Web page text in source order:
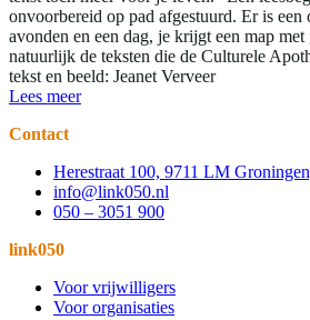
onvoorbereid op pad afgestuurd. Er is een
avonden en een dag, je krijgt een map met
natuurlijk de teksten die de Culturele
tekst en beeld: Jeanet Verveer
Lees meer
Contact
Herestraat 100, 9711 LM
info@link050.nl
050 – 3051 900
link050
Voor vrijwilligers
Voor organisaties